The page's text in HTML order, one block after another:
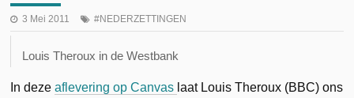
3 Mei 2011 NEDERZETTINGEN
Louis Theroux in de Westbank
In dezeaflevering op Canvas laat Louis Theroux (BBC) ons